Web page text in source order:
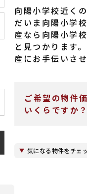
向陽小学校近く
だいま向陽小学
産なら向陽小学
と見つかります
産にお手伝いさ
ご希望の物件
いくらですか？
気になる物件をチェ